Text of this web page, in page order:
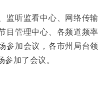
监听监看中心、网络传输
目管理中心、各频道频率
参加会议，各市州局台领
加了会议。